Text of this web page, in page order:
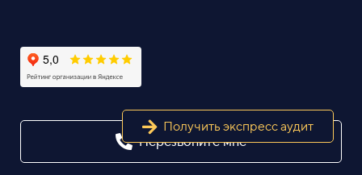
Перезвоните мне
Получить экспресс аудит